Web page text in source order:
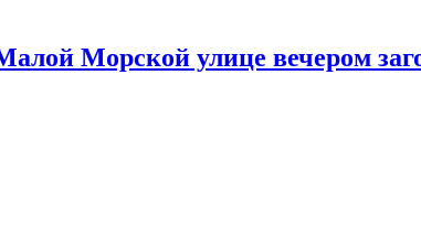
Морской улице вечером